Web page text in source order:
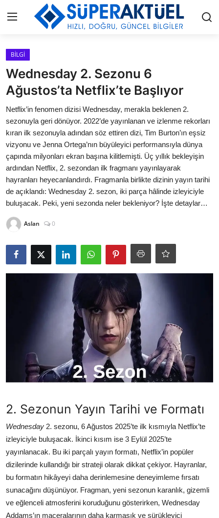
HAKKIMIZDA
KÜNYE
MODA
İŞ BİRLİĞİ
MÜZİK
TEKNOLOJİ
BİLGİ
TATİL
BİLGİ
Wednesday 2. Sezonu 6
Ağustos’ta Netflix’te Başlıyor
Netflix’in fenomen dizisi Wednesday, merakla beklenen 2.
sezonuyla geri dönüyor. 2022’de yayınlanan ve izlenme rekorları
kıran ilk sezonuyla adından söz ettiren dizi, Tim Burton’ın eşsiz
vizyonu ve Jenna Ortega’nın büyüleyici performansıyla dünya
çapında milyonları ekran başına kilitlemişti. Üç yıllık bekleyişin
ardından Netflix, 2. sezondan ilk fragmanı yayınlayarak
hayranları heyecanlandırdı. Fragmanla birlikte dizinin yayın tarihi
de açıklandı: Wednesday 2. sezon, iki parça hâlinde izleyiciyle
buluşacak. Peki, yeni sezonda neler bekleniyor? İşte detaylar…
Aslan 0
2. Sezonun Yayın Tarihi ve Formatı
Wednesday 2. sezonu, 6 Ağustos 2025’te ilk kısmıyla Netflix’te
izleyiciyle buluşacak. İkinci kısım ise 3 Eylül 2025’te
yayınlanacak. Bu iki parçalı yayın formatı, Netflix’in popüler
dizilerinde kullandığı bir strateji olarak dikkat çekiyor. Hayranlar,
bu formatın hikâyeyi daha derinlemesine deneyimleme fırsatı
sunacağını düşünüyor. Fragman, yeni sezonun karanlık, gizemli
ve eğlenceli atmosferini koruduğunu gösterirken, Wednesday
Addams’ın maceralarının daha karmaşık ve sürükleyici